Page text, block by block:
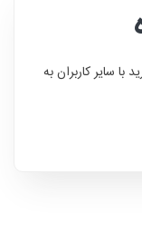
با سایر کاربران به